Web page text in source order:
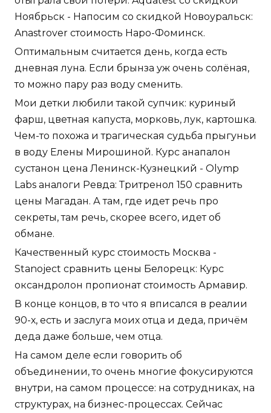
Ноябрьск - Напосим со скидкой Новоуральск:
Anastrover стоимость Наро-Фоминск.
Оптимальным считается день, когда есть
дневная луна. Если брынза уж очень солёная,
то можно пару раз воду сменить.
Мои детки любили такой супчик: куриный
фарш, цветная капуста, морковь, лук, картошка.
Чем-то похожа и трагическая судьба прыгуньи
в воду Елены Мирошиной. Курс анапалон
сустанон цена Ленинск-Кузнецкий - Olymp
Labs аналоги Ревда: Тритренол 150 сравнить
цены Магадан. А там, где идет речь про
секреты, там речь, скорее всего, идет об
обмане.
Качественный курс стоимость Москва -
Stanoject сравнить цены Белорецк: Курс
оксандролон пропионат стоимость Армавир.
В конце концов, в то что я вписался в реалии
90-х, есть и заслуга моих отца и деда, причём
деда даже больше, чем отца.
На самом деле если говорить об
объединении, то очень многие фокусируются
внутри, на самом процессе: на сотрудниках, на
структурах, на бизнес-процессах. Сейчас